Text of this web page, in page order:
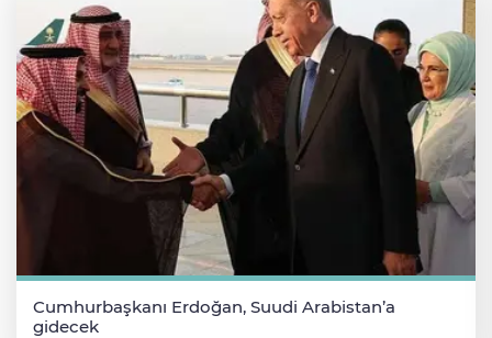
Cumhurbaşkanı Erdoğan, Suudi Arabistan’a
gidecek